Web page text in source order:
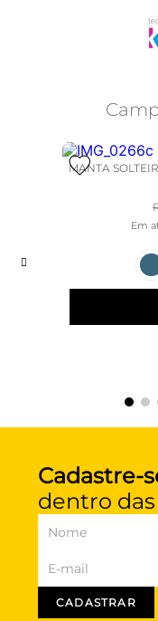
MANTA
Em
Cadastre-
dentro
CADASTRAR